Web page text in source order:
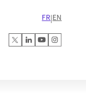
FR|EN